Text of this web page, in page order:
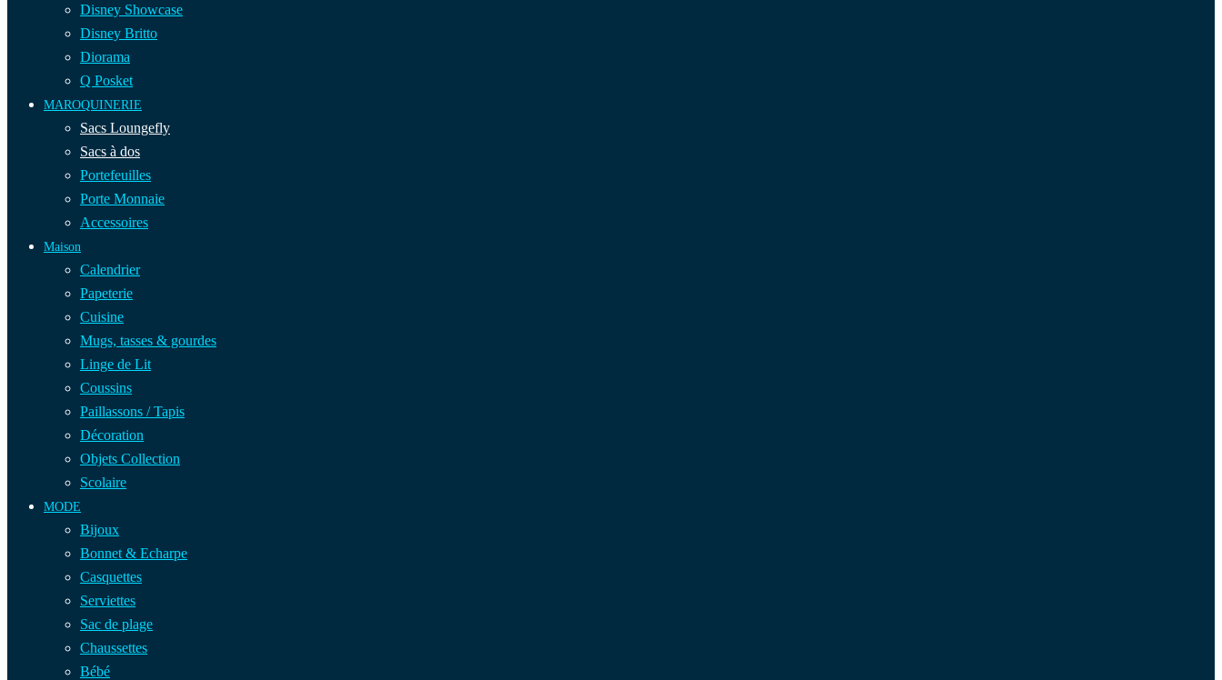
Disney Showcase
Disney Britto
Diorama
Q Posket
MAROQUINERIE
Sacs Loungefly
Sacs à dos
Portefeuilles
Porte Monnaie
Accessoires
Maison
Calendrier
Papeterie
Cuisine
Mugs, tasses & gourdes
Linge de Lit
Coussins
Paillassons / Tapis
Décoration
Objets Collection
Scolaire
MODE
Bijoux
Bonnet & Echarpe
Casquettes
Serviettes
Sac de plage
Chaussettes
Bébé